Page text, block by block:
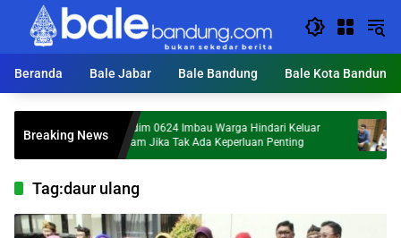
Langsung
konten
Beranda
Bale Jabar Bale Bandung Bale Kota Bandung
Breaking NewsDandim 0624 Imbau Warga Hindari Keluar
Malam Jika Tak Ada Keperluan Penting
Hailuki:
Tag:daur ulang